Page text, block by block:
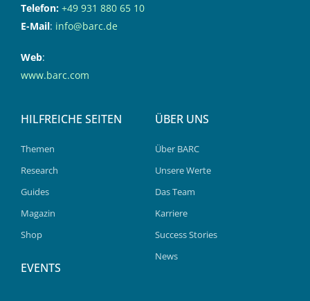
Telefon: +49 931 880 65 10
E-Mail: info@barc.de
Web:
www.barc.com
HILFREICHE SEITEN
Themen
Research
Guides
Magazin
Shop
EVENTS
ÜBER UNS
Über BARC
Unsere Werte
Das Team
Karriere
Success Stories
News